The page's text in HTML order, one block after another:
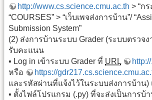
http://www.cs.science.cmu.ac.th > “ก
“COURSES” > “เว็บเพจส่งการบ้าน”/
Submission System”
(2) ส่งการบ้านระบบ Grader (ระบบตรวจ
รับคะแนน
▪ Log in เข้าระบบ Grader ที่ URL
หรือ
https://
และรหัสผ่านที่แจ้งไว้ในระบบส่งการบ้าน
▪ ตั้งไฟล์โปรแกรม (.py) ที่จะส่งเป็นการบ้